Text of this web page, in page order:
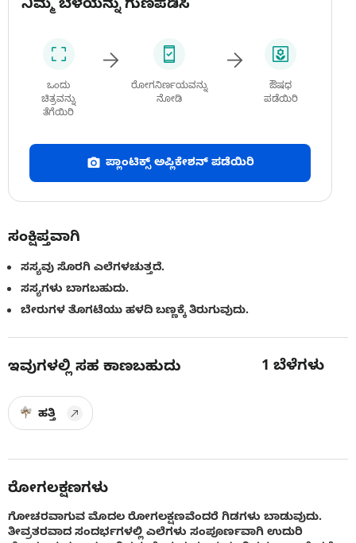
ಒಂದು
ಚಿತ್ರವನ್ನು
ತೆಗೆಯಿರಿ
ರೋಗನಿರ್ಣಯವನ್ನು
ನೋಡಿ
ಔಷಧ
ಪಡೆಯಿರಿ
ಪ್ಲಾಂಟಿಕ್ಸ್ ಅಪ್ಲಿಕೇಶನ್ ಪಡೆಯಿರಿ
ಸಂಕ್ಷಿಪ್ತವಾಗಿ
ಸಸ್ಯವು ಸೊರಗಿ ಎಲೆಗಳಚುತ್ತದೆ.
ಸಸ್ಯಗಳು ಬಾಗಬಹುದು.
ಬೇರುಗಳ ತೊಗಟೆಯು ಹಳದಿ ಬಣ್ಣಕ್ಕೆ ತಿರುಗುವುದು.
ಇವುಗಳಲ್ಲಿ ಸಹ ಕಾಣಬಹುದು 1 ಬೆಳೆಗಳು
ಹತ್ತಿ
ರೋಗಲಕ್ಷಣಗಳು
ಗೋಚರವಾಗುವ ಮೊದಲ ರೋಗಲಕ್ಷಣವೆಂದರೆ ಗಿಡಗಳು ಬಾಡುವುದು.
ತೀವ್ರತರವಾದ ಸಂದರ್ಭಗಳಲ್ಲಿ ಎಲೆಗಳು ಸಂಪೂರ್ಣವಾಗಿ ಉದುರಿ